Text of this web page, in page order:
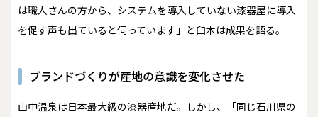
は職人さんの方から、システムを導入していない漆器屋に導入
を促す声も出ていると伺っています」と臼木は成果を語る。
ブランドづくりが産地の意識を変化させた
山中温泉は日本最大級の漆器産地だ。しかし、「同じ石川県の